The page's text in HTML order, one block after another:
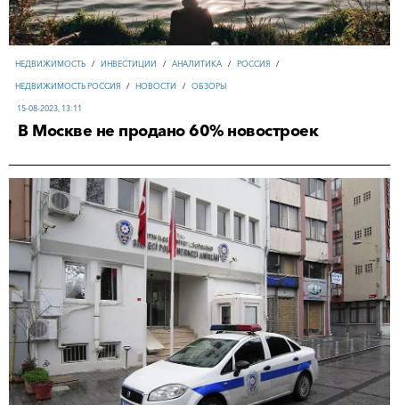
НЕДВИЖИМОСТЬ / ИНВЕСТИЦИИ / АНАЛИТИКА / РОССИЯ /
НЕДВИЖИМОСТЬ РОССИЯ / НОВОСТИ / ОБЗОРЫ
15-08-2023, 13:11
В Москве не продано 60% новостроек